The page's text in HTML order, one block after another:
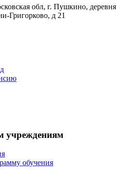
обл, г. Пушкино, деревня
Григорково, д 21
учреждениям
обучения